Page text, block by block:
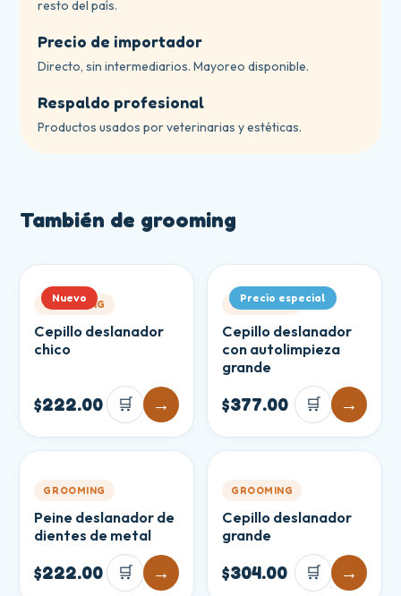
resto del país.
Precio de importador
Directo, sin intermediarios. Mayoreo disponible.
Respaldo profesional
Productos usados por veterinarias y estéticas.
También de grooming
Nuevo
GROOMING
Cepillo deslanador
chico
$222.00 🛒 →
Precio especial
GROOMING
Cepillo deslanador
con autolimpieza
grande
$377.00 🛒 →
GROOMING
Peine deslanador de
dientes de metal
$222.00 🛒 →
GROOMING
Cepillo deslanador
grande
$304.00 🛒 →